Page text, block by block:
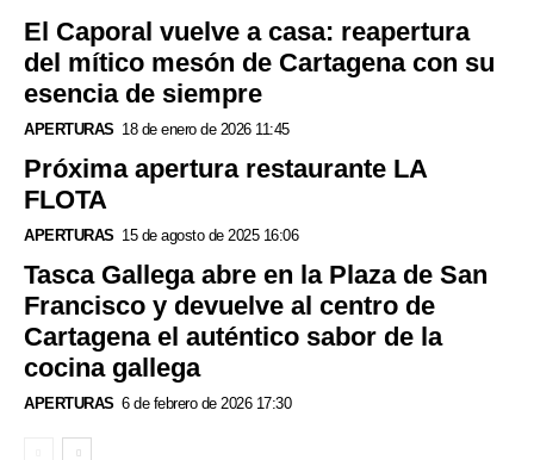
El Caporal vuelve a casa: reapertura
del mítico mesón de Cartagena con su
esencia de siempre
APERTURAS 18 de enero de 2026 11:45
Próxima apertura restaurante LA
FLOTA
APERTURAS 15 de agosto de 2025 16:06
Tasca Gallega abre en la Plaza de San
Francisco y devuelve al centro de
Cartagena el auténtico sabor de la
cocina gallega
APERTURAS 6 de febrero de 2026 17:30